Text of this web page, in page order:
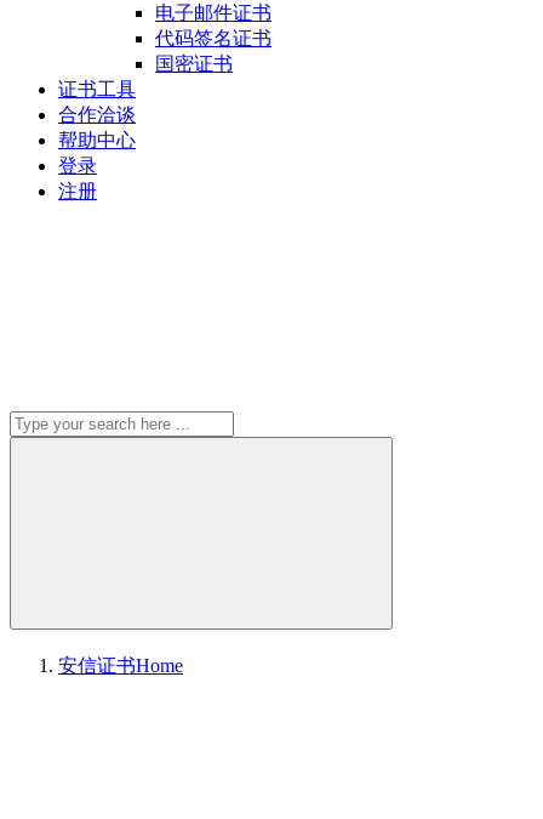
电子邮件证书
代码签名证书
国密证书
证书工具
合作洽谈
帮助中心
登录
注册
安信证书Home